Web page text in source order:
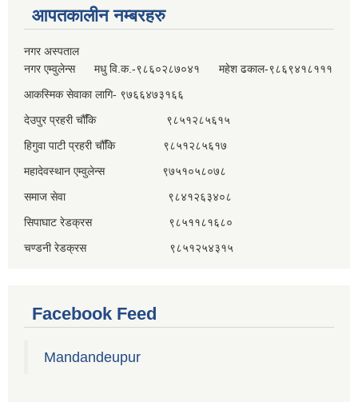
आपतकालीन नम्बरहरु
नगर अस्पताल
नगर एम्वुलेन्स मधु वि.क.-९८६०२८७०४१ महेश ढकाल-९८६९४१८१११
आकस्मिक सेवाका लागि- ९७६६४७३१६६
देउपुर प्रहरी चौँकि ९८५१२८५६१५
हिगुवा पाटी प्रहरी चौँकि ९८५१२८५६१७
महादेवस्थान एम्वुलेन्स ९७५१०५८०७८
समाज सेवा ९८४१२६३४०८
सिपाघाट रेडक्रस ९८५११८१६८०
चण्डनी रेडक्रस ९८५१२५४३१५
Facebook Feed
Mandandeupur